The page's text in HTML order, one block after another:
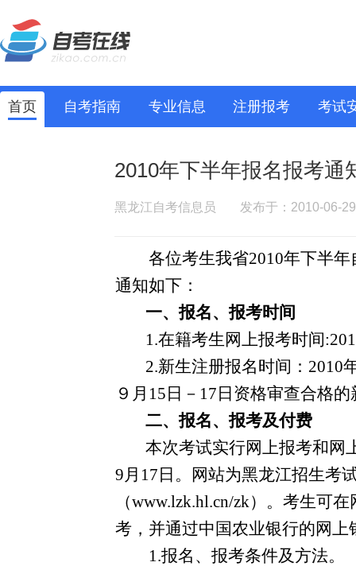
首页 自考指南 专业信息 注册报考 考试
2010年下半年报名报考通
黑龙江自考信息员 发布于：2010-06-29
各位考生我省2010年下半年
通知如下：
一、报名、报考时间
1.在籍考生网上报考时间
2.新生注册报名时间： 2010
９月 15 日－ 17 日资格审查合格
二、报名、报考及付费
本次考试实行网上报考和网
9月 17 日。网站为黑龙江招生考
（www.lzk.hl.cn/zk）。考生可在
考，并通过中国农业银行的网上
1.报名、报考条件及方法。